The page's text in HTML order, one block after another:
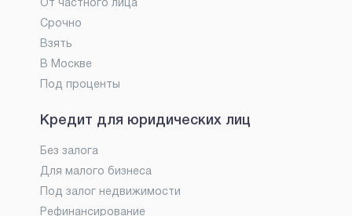
От частного лица
Срочно
Взять
В Москве
Под проценты
Кредит для юридических лиц
Без залога
Для малого бизнеса
Под залог недвижимости
Рефинансирование